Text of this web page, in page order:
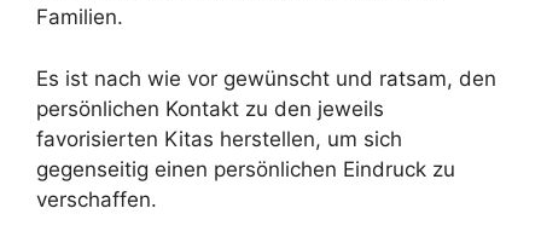
Familien.
Es ist nach wie vor gewünscht und ratsam, den
persönlichen Kontakt zu den jeweils
favorisierten Kitas herstellen, um sich
gegenseitig einen persönlichen Eindruck zu
verschaffen.